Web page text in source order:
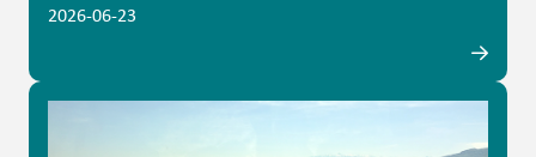
2026-06-23